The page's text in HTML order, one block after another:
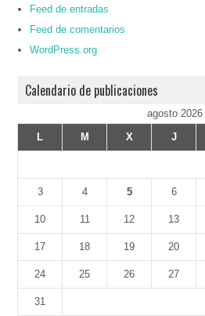
Feed de entradas
Feed de comentarios
WordPress.org
Calendario de publicaciones
agosto 2026
L
M X J
3 4 5 6
10 11 12 13
17 18 19 20
24 25 26 27
31